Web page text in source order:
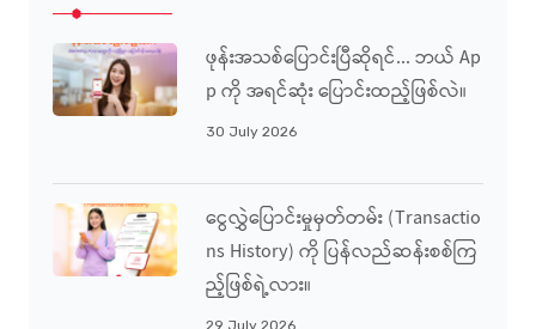
ဖုန်းအသစ်ပြောင်းပြီဆိုရင်... ဘယ် Ap
P ကို အရင်ဆုံး ပြောင်းထည့်ဖြစ်လဲ။
30 July 2026
ငွေလွှဲပြောင်းမှုမှတ်တမ်း (Transactio
Ns History) ကို ပြန်လည်ဆန်းစစ်ကြ
ည့်ဖြစ်ရဲ့လား။
29 July 2026